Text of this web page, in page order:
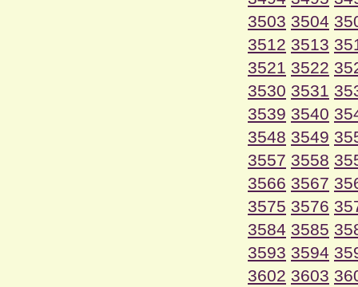
3503 3504
3512 3513
3521 3522
3530 3531
3539 3540
3548 3549
3557 3558
3566 3567
3575 3576
3584 3585
3593 3594
3602 3603